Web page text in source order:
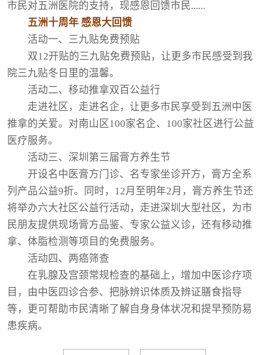
市民对五洲医院的支持，现感恩回馈市民......
五洲十周年 感恩大回馈
活动一、三九贴免费预贴
双12开贴的三九贴免费预贴，让更多市民感受到我
院三九贴冬日里的温馨。
活动二、移动推拿双百公益行
走进社区，走进名企，让更多市民享受到五洲中医
推拿的关爱。对南山区100家名企、100家社区进行公益
医疗服务。
活动三、深圳第三届膏方养生节
开设名中医膏方门诊、名专家坐诊开方，膏方全系
列产品公益9折。同时，12月至明年2月，膏方养生节还
将举办六大社区公益行活动，走进深圳大型社区，为市
民朋友提供现场膏方品鉴、专家公益义诊，还有移动推
拿、体脂检测等项目的免费服务。
活动四、两癌筛查
在乳腺及宫颈常规检查的基础上，增加中医诊疗项
目，由中医四诊合参、把脉辨识体质及辨证膳食指导
等，更可帮助市民清晰了解自身身体状况和提早预防易
患疾病。